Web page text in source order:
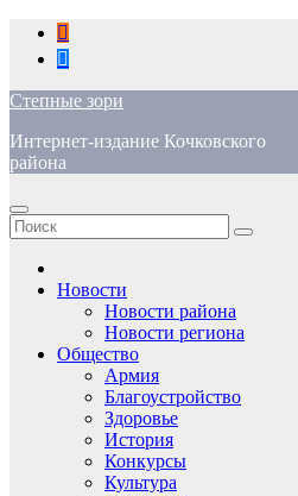
Перейти
содержимому
Степные зори
Интернет-издание Кочковского
района
Новости
Новости района
Новости региона
Общество
Армия
Благоустройство
Здоровье
История
Конкурсы
Культура